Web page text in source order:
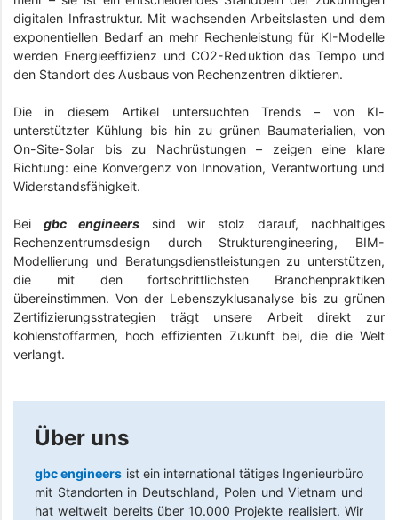
digitalen Infrastruktur. Mit wachsenden Arbeitslasten und dem
exponentiellen Bedarf an mehr Rechenleistung für KI-Modelle
werden Energieeffizienz und CO2-Reduktion das Tempo und
den Standort des Ausbaus von Rechenzentren diktieren.
Die in diesem Artikel untersuchten Trends – von KI-
unterstützter Kühlung bis hin zu grünen Baumaterialien, von
On-Site-Solar bis zu Nachrüstungen – zeigen eine klare
Richtung: eine Konvergenz von Innovation, Verantwortung und
Widerstandsfähigkeit.
Bei gbc engineerssind wir stolz darauf, nachhaltiges
Rechenzentrumsdesign durch Strukturengineering, BIM-
Modellierung und Beratungsdienstleistungen zu unterstützen,
die mit den fortschrittlichsten Branchenpraktiken
übereinstimmen. Von der Lebenszyklusanalyse bis zu grünen
Zertifizierungsstrategien trägt unsere Arbeit direkt zur
kohlenstoffarmen, hoch effizienten Zukunft bei, die die Welt
verlangt.
Über uns
gbc engineers ist ein international tätiges Ingenieurbüro
mit Standorten in Deutschland, Polen und Vietnam und
hat weltweit bereits über 10.000 Projekte realisiert. Wir